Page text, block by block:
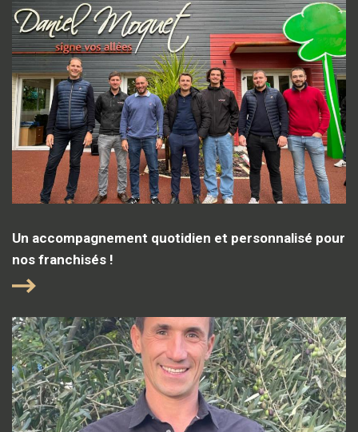
Un accompagnement quotidien et personnalisé pour
nos franchisés !